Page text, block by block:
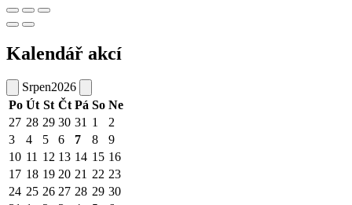
Kalendář akcí
Srpen2026
Po Út St Čt Pá So Ne
27 28 29 30 31 1
2
3
4 5 6 7 8
9
10 11 12 13 14 15 16
17 18 19 20 21 22 23
24 25 26 27 28 29 30